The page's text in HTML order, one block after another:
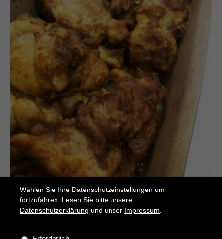
Wählen Sie Ihre Datenschutzeinstellungen um
fortzufahren. Lesen Sie bitte unsere
Datenschutzerklärung und unser Impressum.